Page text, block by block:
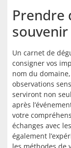
Prendre
Un carnet de
consigner vos
nom du
observations
serviront non
après
votre
échanges avec
également